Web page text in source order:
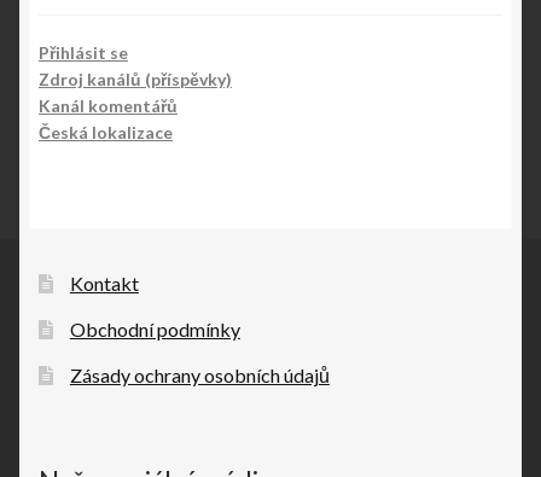
Přihlásit se
Zdroj kanálů (příspěvky)
Kanál komentářů
Česká lokalizace
Kontakt
Obchodní podmínky
Zásady ochrany osobních údajů